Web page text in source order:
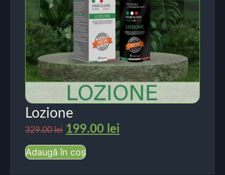
Lozione
329.00lei 199.00 lei
Adaugă în coș